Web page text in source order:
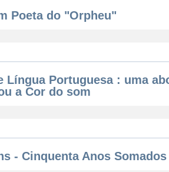
Poeta do "Orpheu"
Língua Portuguesa : uma
a Cor do som
- Cinquenta Anos